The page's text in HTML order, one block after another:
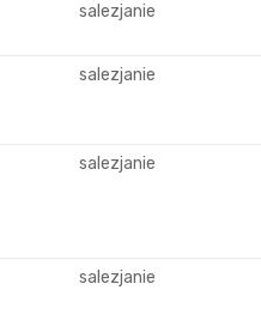
salezjanie
salezjanie
salezjanie
salezjanie